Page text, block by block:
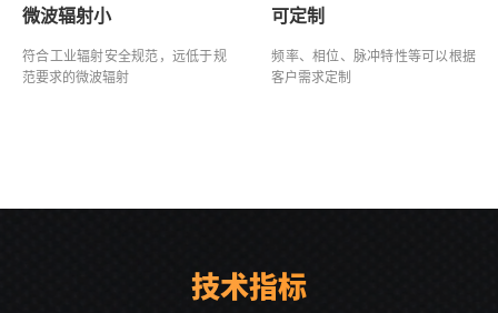
微波辐射小
符合工业辐射安全规范，远低于规
范要求的微波辐射
可定制
频率、相位、脉冲特性等可以根据
客户需求定制
技术指标